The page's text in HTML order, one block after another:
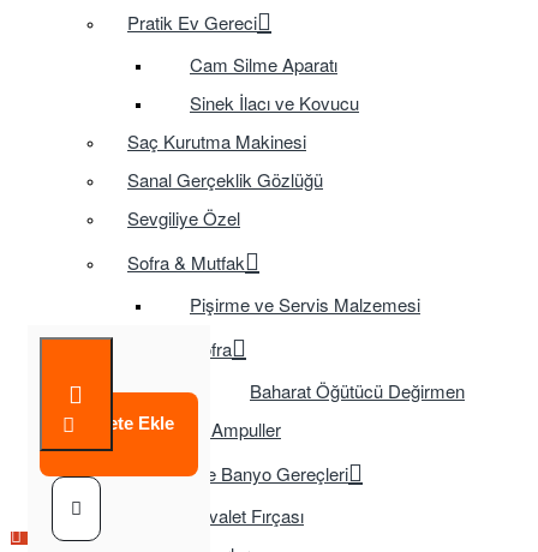
Pratik Ev Gereci
Cam Silme Aparatı
Sinek İlacı ve Kovucu
Saç Kurutma Makinesi
Sanal Gerçeklik Gözlüğü
Sevgiliye Özel
Sofra & Mutfak
Pişirme ve Servis Malzemesi
Sofra
Baharat Öğütücü Değirmen
Tasarruflu Ampuller
Temizlik ve Banyo Gereçleri
Tuvalet Fırçası
Sepete Ekle
Çok Satılan Ürün
Çok Satılan Ürün
Çok Satılan Ürün